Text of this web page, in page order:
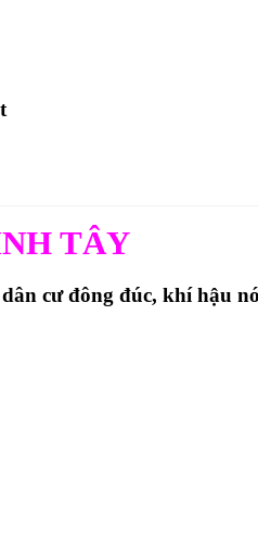
TÂY
cư đông đúc, khí hậu